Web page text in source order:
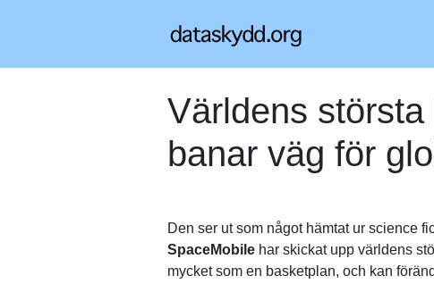
Världens
banar väg för
Den ser ut som något hämtat ur science
SpaceMobile har skickat upp världens
mycket som en basketplan, och kan